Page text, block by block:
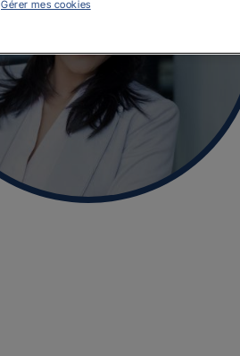
Gérer mes cookies